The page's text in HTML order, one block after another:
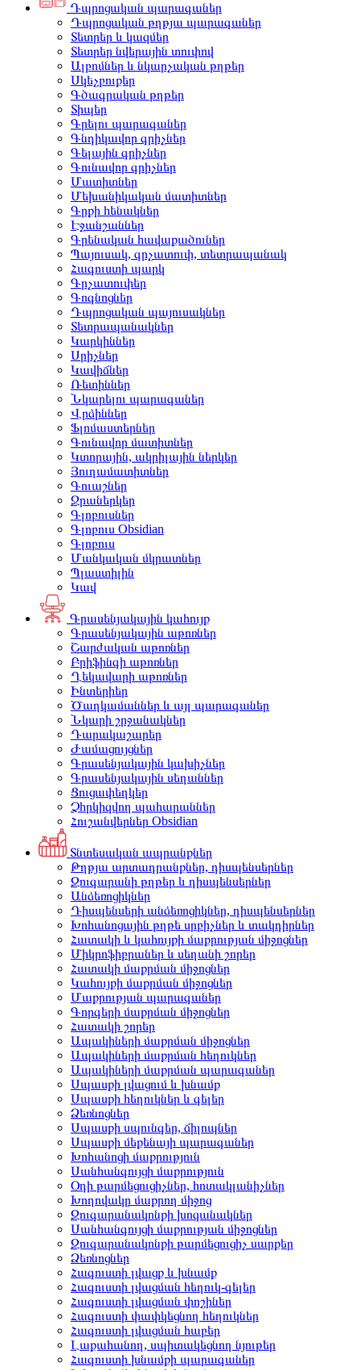
Դպրոցական պարագաներ
Դպրոցական թղթյա պարագաներ
Տետրեր և կազմեր
Տետրեր նվերային տուփով
Ալբոմներ և նկարչական թղթեր
Սկեչբուքեր
Գծագրական թղթեր
Տիպեր
Գրելու պարագաներ
Գնդիկավոր գրիչներ
Գելային գրիչներ
Գունավոր գրիչներ
Մատիտներ
Մեխանիկական մատիտներ
Գրքի հենակներ
Էջանշաններ
Գրենական հավաքածուներ
Պայուսակ, գրչատուփ, տետրապանակ
Հագուստի պարկ
Գրչատուփեր
Գոգնոցներ
Դպրոցական պայուսակներ
Տետրապանակներ
Կարկիններ
Սրիչներ
Կավիճներ
Ռետիններ
Նկարելու պարագաներ
Վրձիններ
Ֆլոմաստերներ
Գունավոր մատիտներ
Կտորային, ակրիլային ներկեր
Յուղամատիտներ
Գուաշներ
Ջրաներկեր
Գլոբուսներ
Գլոբուս Obsidian
Գլոբուս
Մանկական մկրատներ
Պլաստիլին
Կավ
Գրասենյակային կահույք
Գրասենյակային աթոռներ
Շարժական աթոռներ
Բրիֆինգի աթոռներ
Ղեկավարի աթոռներ
Ինտերիեր
Ծաղկամաններ և այլ պարագաներ
Նկարի շրջանակներ
Դարակաշարեր
Ժամացույցներ
Գրասենյակային կախիչներ
Գրասենյակային սեղաններ
Ցուցափեղկեր
Չհրկիզվող պահարաններ
Հուշանվերներ Obsidian
Տնտեսական ապրանքներ
Թղթյա արտադրանքներ, դիսպենսերներ
Զուգարանի թղթեր և դիսպենսերներ
Անձեռոցիկներ
Դիսպենսերի անձեռոցիկներ, դիսպենսերներ
Խոհանոցային թղթե սրբիչներ և տակդիրներ
Հատակի և կահույքի մաքրության միջոցներ
Միկրոֆիբրաներ և սեղանի շորեր
Հատակի մաքրման միջոցներ
Կահույքի մաքրման միջոցներ
Մաքրության պարագաներ
Գորգերի մաքրման միջոցներ
Հատակի շորեր
Ապակիների մաքրման միջոցներ
Ապակիների մաքրման հեղուկներ
Ապակիների մաքրման պարագաներ
Սպասքի լվացում և խնամք
Սպասքի հեղուկներ և գելեր
Ձեռնոցներ
Սպասքի սպունգեր, ճիլոպներ
Սպասքի մեքենայի պարագաներ
Խոհանոցի մաքրություն
Սանհանգույցի մաքրություն
Օդի թարմեցուցիչներ, հոտակլանիչներ
Խողովակը մաքրող միջոց
Զուգարանակոնքի խոզանակներ
Սանհանգույցի մաքրության միջոցներ
Զուգարանակոնքի թարմեցուցիչ սարքեր
Ձեռնոցներ
Հագուստի լվացք և խնամք
Հագուստի լվացման հեղուկ-գելեր
Հագուստի լվացման փոշիներ
Հագուստի փափկեցնող հեղուկներ
Հագուստի լվացման հաբեր
Լաքահանող, սպիտակեցնող նյութեր
Հագուստի խնամքի պարագաներ